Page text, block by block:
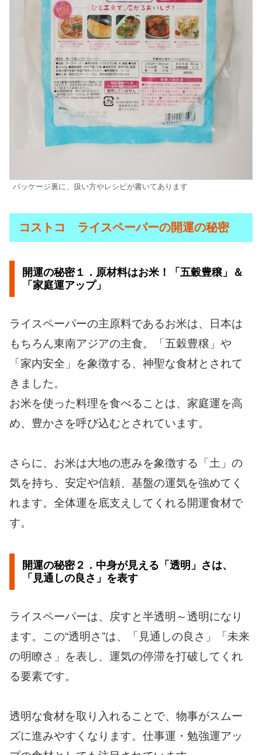
パッケージ裏に、扱い方やレシピが書いてあります
コストコ ライスペーパーの開運の秘密
開運の秘密１．原材料はお米！「五穀豊穣」＆
「家庭運アップ」
ライスペーパーの主原料であるお米は、日本は
もちろん東南アジアの主食。「五穀豊穣」や
「家内安全」を象徴する、神聖な食材とされて
きました。
お米を使った料理を食べることは、家庭運を高
め、豊かさを呼び込むとされています。
さらに、お米は大地の恵みを象徴する「土」の
気を持ち、安定や信頼、基盤の運気を強めてく
れます。全体運を底支えしてくれる開運食材で
す。
開運の秘密２．中身が見える「透明」さは、
「見通しの良さ」を表す
ライスペーパーは、戻すと半透明～透明になり
ます。この“透明さ”は、「見通しの良さ」「未来
の明瞭さ」を表し、運気の停滞を打破してくれ
る要素です。
透明な食材を取り入れることで、物事がスムー
ズに進みやすくなります。仕事運・勉強運アッ